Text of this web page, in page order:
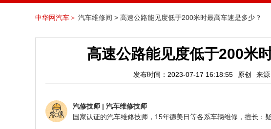
中华网汽车＞ 汽车维修间 > 高速公路能见度低于200米时最高车速是多少？
高速公路能见度低于200米
发布时间：2023-07-17 16:18:55 原创 来
汽修技师 | 汽车维修技师